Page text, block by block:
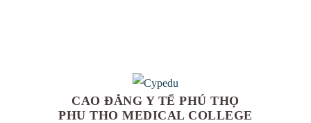
CAO ĐẲNG Y TẾ PHÚ THỌ
PHU THO MEDICAL COLLEGE